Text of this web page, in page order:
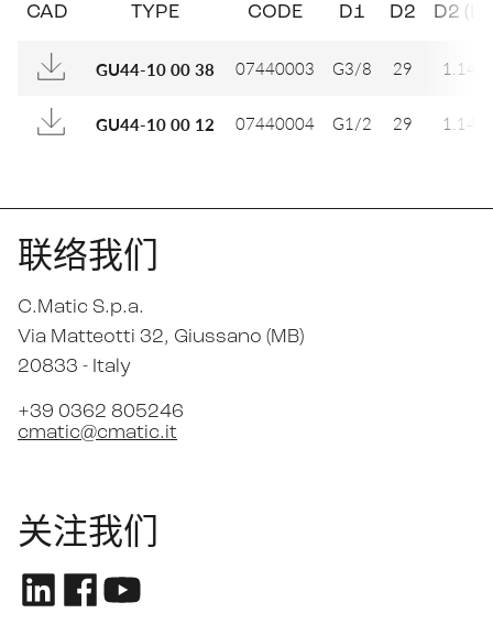
CAD TYPE CODE D1 D2 D2
GU44-10 00 38 07440003 G3/8 29 1.142
GU44-10 00 12 07440004 G1/2 29 1.142
联络我们
C.Matic S.p.a.
Via Matteotti 32, Giussano (MB)
20833 - Italy
+39 0362 805246
cmatic@cmatic.it
关注我们